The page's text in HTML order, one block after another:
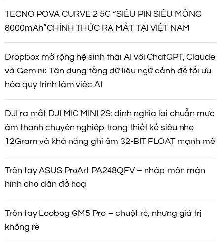
TECNO POVA CURVE 2 5G “SIÊU PIN SIÊU MỎNG
8000mAh”CHÍNH THỨC RA MẮT TẠI VIỆT NAM
Dropbox mở rộng hệ sinh thái AI với ChatGPT, Claude
và Gemini: Tận dụng tầng dữ liệu ngữ cảnh để tối ưu
hóa quy trình làm việc AI
DJI ra mắt DJI MIC MINI 2S: định nghĩa lại chuẩn mực
âm thanh chuyên nghiệp trong thiết kế siêu nhẹ
12Gram và khả năng ghi âm 32-BIT FLOAT mạnh mẽ
Trên tay ASUS ProArt PA248QFV – nhập môn màn
hình cho dân đồ hoạ
Trên tay Leobog GM5 Pro – chuột rẻ, nhưng giá trị
không rẻ